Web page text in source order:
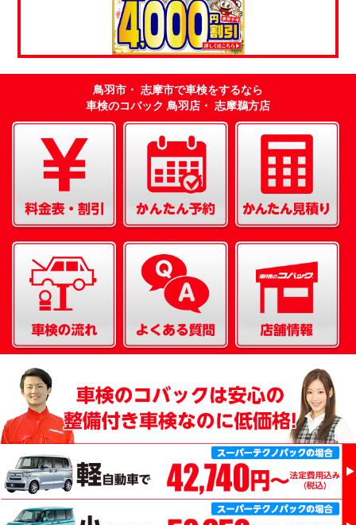
鳥羽市・ 志摩市で車検をするなら
車検のコバック 鳥羽店・ 志摩鵜方店